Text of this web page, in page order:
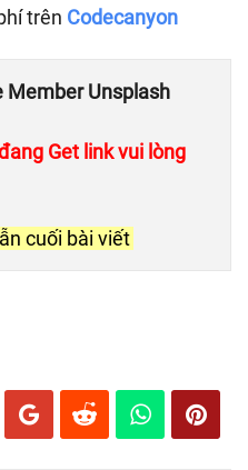
trên Codecanyon
Member Unsplash
Get link vui lòng
cuối bài viết